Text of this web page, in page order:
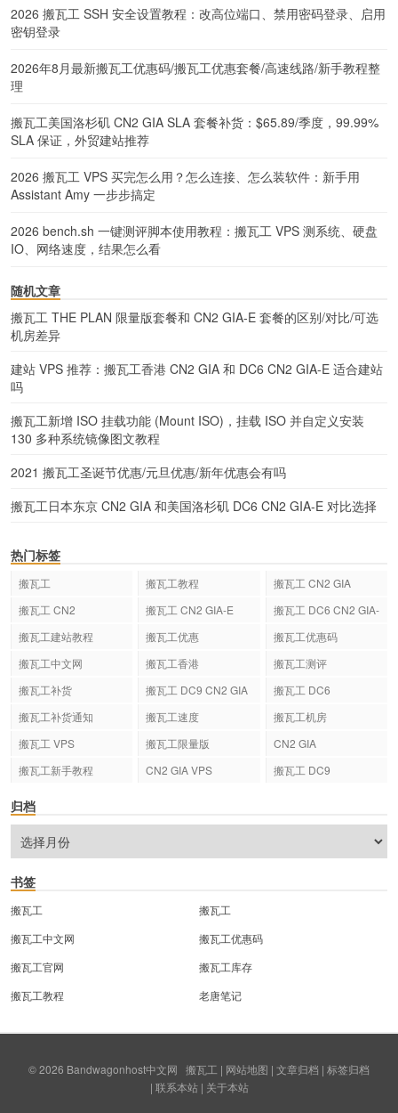
2026 搬瓦工 SSH 安全设置教程：改高位端口、禁用密码登录、启用
密钥登录
2026年8月最新搬瓦工优惠码/搬瓦工优惠套餐/高速线路/新手教程整
理
搬瓦工美国洛杉矶 CN2 GIA SLA 套餐补货：$65.89/季度，99.99%
SLA 保证，外贸建站推荐
2026 搬瓦工 VPS 买完怎么用？怎么连接、怎么装软件：新手用
Assistant Amy 一步步搞定
2026 bench.sh 一键测评脚本使用教程：搬瓦工 VPS 测系统、硬盘
IO、网络速度，结果怎么看
随机文章
搬瓦工 THE PLAN 限量版套餐和 CN2 GIA-E 套餐的区别/对比/可选
机房差异
建站 VPS 推荐：搬瓦工香港 CN2 GIA 和 DC6 CN2 GIA-E 适合建站
吗
搬瓦工新增 ISO 挂载功能 (Mount ISO)，挂载 ISO 并自定义安装
130 多种系统镜像图文教程
2021 搬瓦工圣诞节优惠/元旦优惠/新年优惠会有吗
搬瓦工日本东京 CN2 GIA 和美国洛杉矶 DC6 CN2 GIA-E 对比选择
热门标签
搬瓦工 搬瓦工教程
搬瓦工 CN2 GIA
搬瓦工 CN2
搬瓦工 CN2 GIA-E
搬瓦工 DC6 CN2 GIA-
搬瓦工建站教程 搬瓦工优惠
搬瓦工优惠码
搬瓦工中文网
搬瓦工香港
搬瓦工测评
搬瓦工补货
搬瓦工 DC9 CN2 GIA
搬瓦工 DC6
搬瓦工补货通知
搬瓦工速度
搬瓦工机房
搬瓦工 VPS
搬瓦工限量版
CN2 GIA
搬瓦工新手教程
CN2 GIA VPS 搬瓦工 DC9
归档
书签
搬瓦工
搬瓦工
搬瓦工中文网
搬瓦工优惠码
搬瓦工官网
搬瓦工库存
搬瓦工教程
老唐笔记
© 2026 Bandwagonhost中文网 搬瓦工 | 网站地图 | 文章归档 | 标签归档
| 联系本站| 关于本站